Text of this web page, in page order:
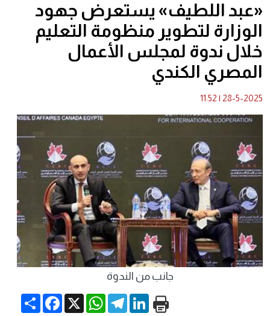
«عبد اللطيف» يستعرض جهود
الوزارة لتطوير منظومة التعليم
خلال ندوة لمجلس الأعمال
المصري الكندي
28-5-2025
|
11:52
جانب من الندوة
Share
Facebook X
WhatsApp
TelegramLinkedIn